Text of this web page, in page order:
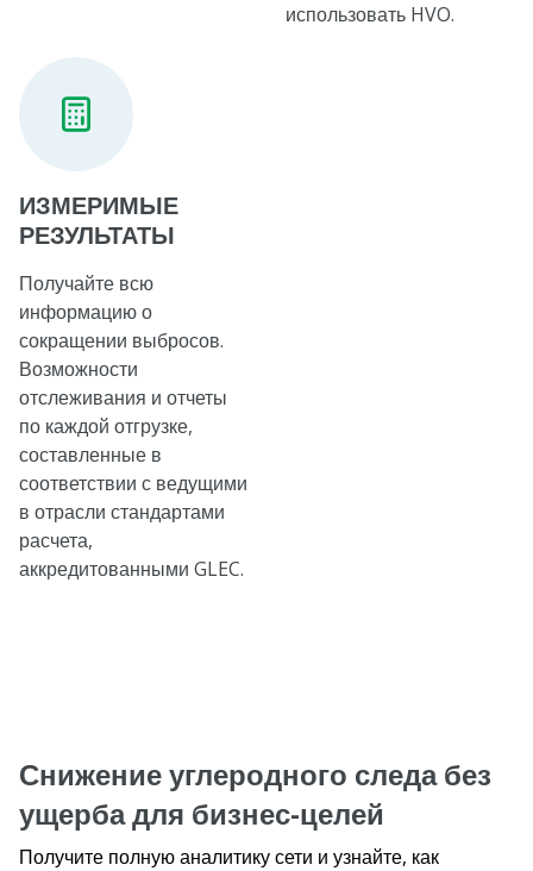
использовать HVO.
ИЗМЕРИМЫЕ
РЕЗУЛЬТАТЫ
Получайте всю
информацию о
сокращении выбросов.
Возможности
отслеживания и отчеты
по каждой отгрузке,
составленные в
соответствии с ведущими
в отрасли стандартами
расчета,
аккредитованными GLEC.
Снижение углеродного следа без
ущерба для бизнес-целей
Получите полную аналитику сети и узнайте, как